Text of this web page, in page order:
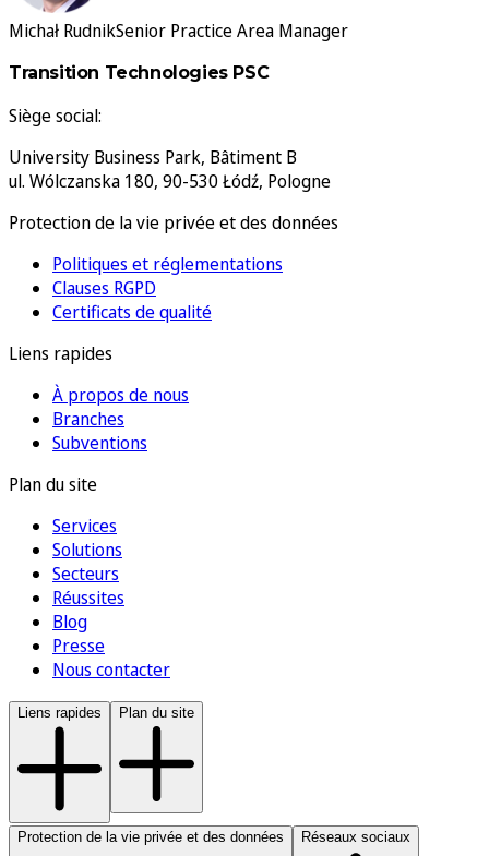
Michał RudnikSenior Practice Area Manager
Transition Technologies PSC
Siège social:
University Business Park, Bâtiment B
ul. Wólczanska 180, 90-530 Łódź, Pologne
Protection de la vie privée et des données
Politiques et réglementations
Clauses RGPD
Certificats de qualité
Liens rapides
À propos de nous
Branches
Subventions
Plan du site
Services
Solutions
Secteurs
Réussites
Blog
Presse
Nous contacter
Liens rapides Plan du site
Protection de la vie privée et des données Réseaux sociaux